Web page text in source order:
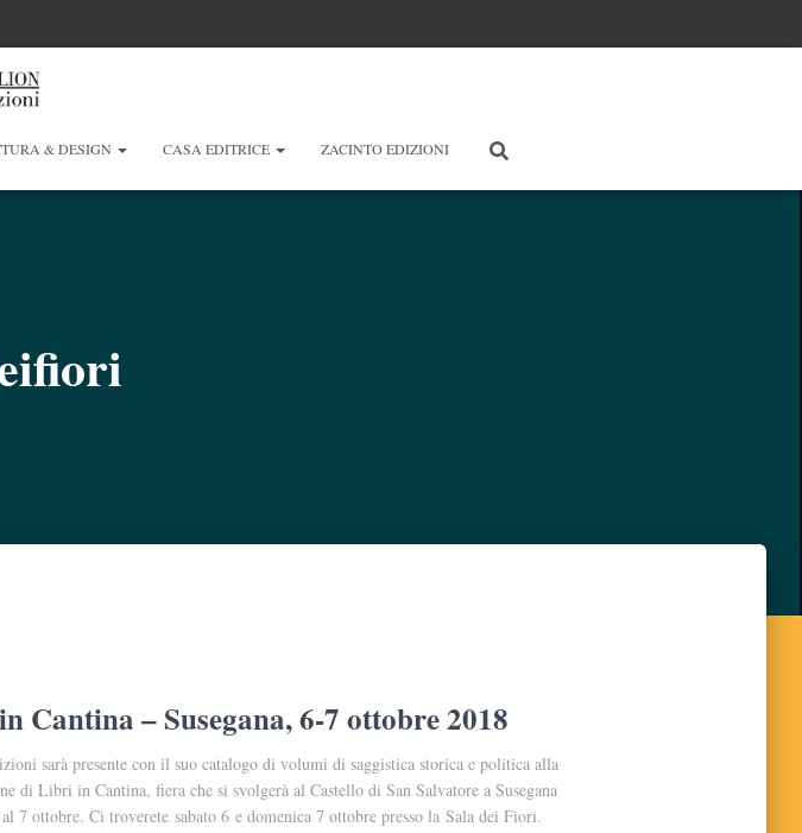
& DESIGN CASA EDITRICE ZACINTO EDIZIONI
Cantina – Susegana, 6-7 ottobre 2018
sarà presente con il suo catalogo di volumi di saggistica storica e politica alla
di Libri in Cantina, fiera che si svolgerà al Castello di San Salvatore a Susegana
7 ottobre. Ci troverete sabato 6 e domenica 7 ottobre presso la Sala dei Fiori.